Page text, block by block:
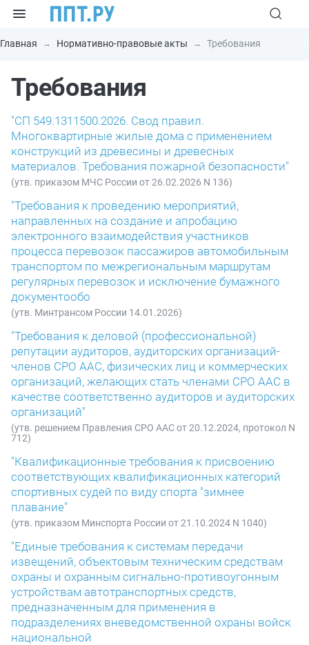
Главная Нормативно-правовые акты Требования
Требования
"СП 549.1311500.2026. Свод правил.
Многоквартирные жилые дома с применением
конструкций из древесины и древесных
материалов. Требования пожарной безопасности"
(утв. приказом МЧС России от 26.02.2026 N 136)
"Требования к проведению мероприятий,
направленных на создание и апробацию
электронного взаимодействия участников
процесса перевозок пассажиров автомобильным
транспортом по межрегиональным маршрутам
регулярных перевозок и исключение бумажного
документообо
(утв. Минтрансом России 14.01.2026)
"Требования к деловой (профессиональной)
репутации аудиторов, аудиторских организаций-
членов СРО ААС, физических лиц и коммерческих
организаций, желающих стать членами СРО ААС в
качестве соответственно аудиторов и аудиторских
организаций"
(утв. решением Правления СРО ААС от 20.12.2024, протокол N
712)
"Квалификационные требования к присвоению
соответствующих квалификационных категорий
спортивных судей по виду спорта "зимнее
плавание"
(утв. приказом Минспорта России от 21.10.2024 N 1040)
"Единые требования к системам передачи
извещений, объектовым техническим средствам
охраны и охранным сигнально-противоугонным
устройствам автотранспортных средств,
предназначенным для применения в
подразделениях вневедомственной охраны войск
национальной